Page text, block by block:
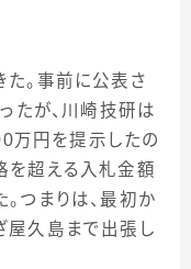
。事前に公表さ
たが、川崎技研は
万円を提示したの
を超える入札金額
つまりは、最初か
屋久島まで出張し